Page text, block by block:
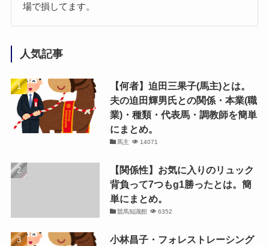
場で損してます。
人気記事
【何者】迫田三果子(馬主)とは。
夫の迫田輝男氏との関係・本業(職
業)・種類・代表馬・調教師を簡単
にまとめ。
馬主 14071
【関係性】お気に入りのリュック
背負って7つもg1勝ったとは。簡
単にまとめ。
競馬知識館 6352
小林昌子・フォレストレーシング